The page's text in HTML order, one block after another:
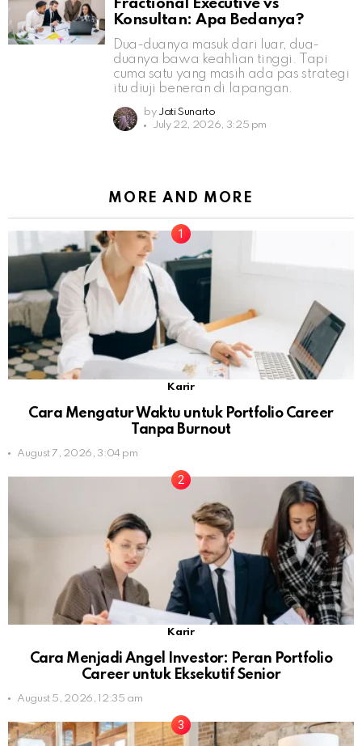
Fractional Executive vs
Konsultan: Apa Bedanya?
Dua-duanya masuk dari luar, dua-
duanya bawa keahlian tinggi. Tapi
cuma satu yang masih ada pas strategi
itu diuji beneran di lapangan.
by Jati Sunarto
July 22, 2026, 3:25 pm
MORE AND MORE
Karir
Cara Mengatur Waktu untuk Portfolio Career
Tanpa Burnout
August 7, 2026, 3:04 pm
Karir
Cara Menjadi Angel Investor: Peran Portfolio
Career untuk Eksekutif Senior
August 5, 2026, 12:35 am